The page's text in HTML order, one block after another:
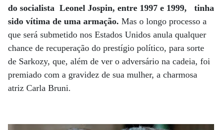
do socialista Leonel Jospin, entre 1997 e 1999, tinha
sido vítima de uma armação. Mas o longo processo a
que será submetido nos Estados Unidos anula qualquer
chance de recuperação do prestígio político, para sorte
de Sarkozy, que, além de ver o adversário na cadeia, foi
premiado com a gravidez de sua mulher, a charmosa
atriz Carla Bruni.